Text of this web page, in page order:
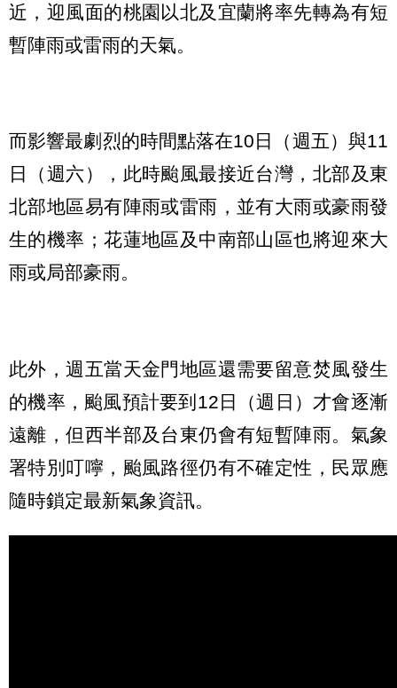
近，迎風面的桃園以北及宜蘭將率先轉為有短
暫陣雨或雷雨的天氣。
而影響最劇烈的時間點落在10日（週五）與11
日（週六），此時颱風最接近台灣，北部及東
北部地區易有陣雨或雷雨，並有大雨或豪雨發
生的機率；花蓮地區及中南部山區也將迎來大
雨或局部豪雨。
此外，週五當天金門地區還需要留意焚風發生
的機率，颱風預計要到12日（週日）才會逐漸
遠離，但西半部及台東仍會有短暫陣雨。氣象
署特別叮嚀，颱風路徑仍有不確定性，民眾應
隨時鎖定最新氣象資訊。